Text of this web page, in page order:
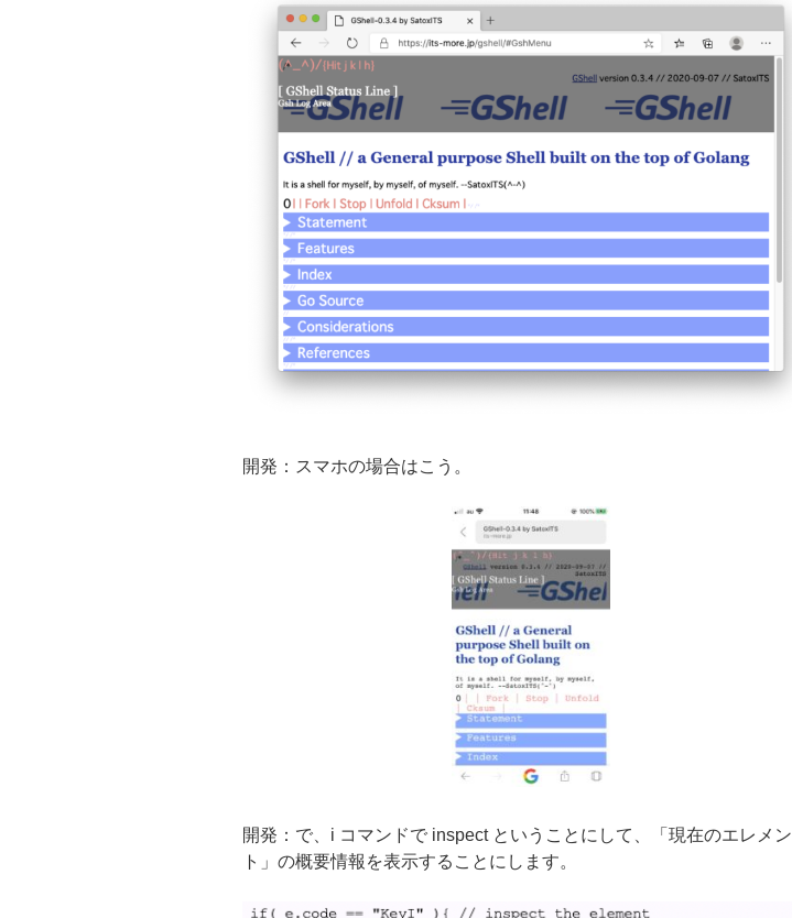
開発：スマホの場合はこう。
開発：で、i コマンドで inspect ということにして、「現在のエレメン
ト」の概要情報を表示することにします。